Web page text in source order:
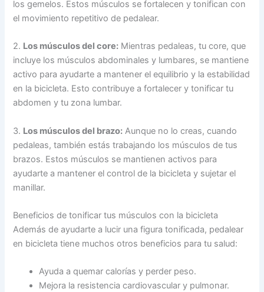
los gemelos. Estos músculos se fortalecen y tonifican con
el movimiento repetitivo de pedalear.
2. Los músculos del core: Mientras pedaleas, tu core, que
incluye los músculos abdominales y lumbares, se mantiene
activo para ayudarte a mantener el equilibrio y la estabilidad
en la bicicleta. Esto contribuye a fortalecer y tonificar tu
abdomen y tu zona lumbar.
3. Los músculos del brazo: Aunque no lo creas, cuando
pedaleas, también estás trabajando los músculos de tus
brazos. Estos músculos se mantienen activos para
ayudarte a mantener el control de la bicicleta y sujetar el
manillar.
Beneficios de tonificar tus músculos con la bicicleta
Además de ayudarte a lucir una figura tonificada, pedalear
en bicicleta tiene muchos otros beneficios para tu salud:
Ayuda a quemar calorías y perder peso.
Mejora la resistencia cardiovascular y pulmonar.